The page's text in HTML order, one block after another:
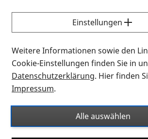
Sie möchten wissen, wie Sie nach
suchen und dieses bestellen bzw.
können? Schauen Sie sich die
Thema Infomaterial auf der PRO
für blinde und sehbehinderte
Auf dieser Seite finden Sie
Ort. Nutzen Sie den Formatfilter, um
nach Flyern und Broschüren, Audios
suchen. Die meisten Flyer und
Einstellungen
Weitere Informationen sowie den
Cookie-Einstellungen finden Sie in
Datenschutzerklärung. Hier finden
Impressum.
Alle auswählen